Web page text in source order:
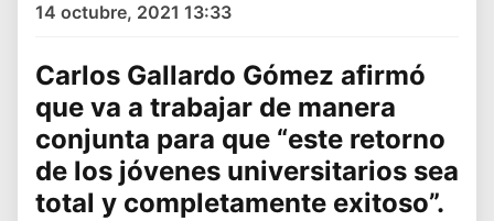
14 octubre, 2021 13:33
Carlos Gallardo Gómez afirmó
que va a trabajar de manera
conjunta para que “este retorno
de los jóvenes universitarios sea
total y completamente exitoso”.